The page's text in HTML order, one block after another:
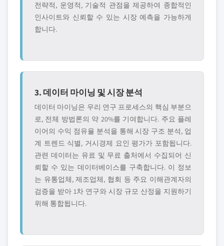
전략적, 운영적, 기술적 관점을 제공하여 종합적인
인사이트와 신뢰할 수 있는 시장 예측을 가능하게
합니다.
3. 데이터 마이닝 및 시장 분석
데이터 마이닝은 우리 연구 프로세스의 핵심 부분으
로, 전체 방법론의 약 20%를 기여합니다. 주요 플레
이어의 수익 점유율 분석을 통해 시장 구조 분석, 업
계 트렌드 식별, 거시경제 요인 평가가 포함됩니다.
관련 데이터는 유료 및 무료 출처에서 수집되어 신
뢰할 수 있는 데이터베이스를 구축합니다. 이 정보
는 유통업체, 제조업체, 협회 등 주요 이해관계자의
검증을 받아 1차 연구와 시장 규모 산정을 지원하기
위해 통합됩니다.